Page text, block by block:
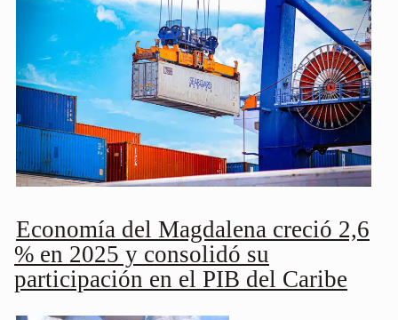
Economía del Magdalena creció 2,6
% en 2025 y consolidó su
participación en el PIB del Caribe